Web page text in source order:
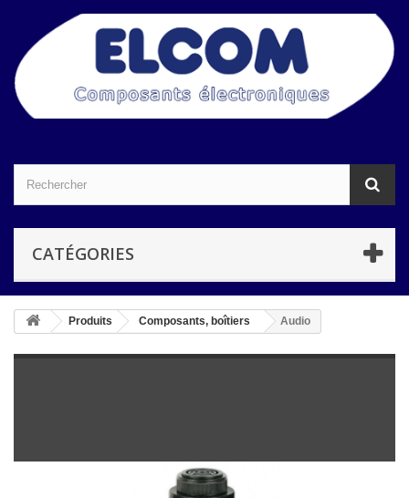
CATÉGORIES
Produits Composants, boîtiers Audio